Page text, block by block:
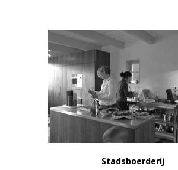
Stadsboerderij